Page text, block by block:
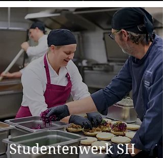
Studentenwerk SH